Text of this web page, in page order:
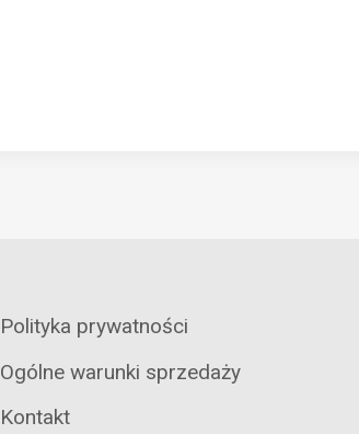
Polityka prywatności
Ogólne warunki sprzedaży
Kontakt